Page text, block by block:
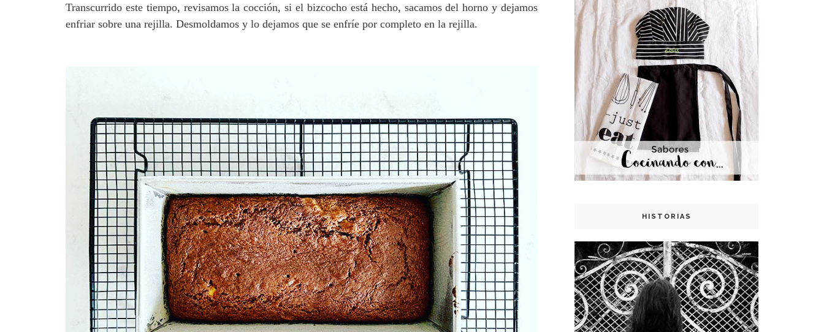
Transcurrido este tiempo, revisamos la cocción, si el bizcocho está hecho, sacamos del horno y dejamos
enfriar sobre una rejilla. Desmoldamos y lo dejamos que se enfríe por completo en la rejilla.
HISTORIAS